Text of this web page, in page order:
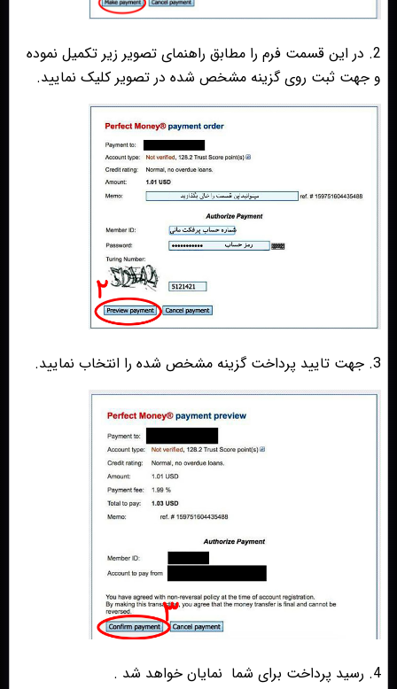
2. در این قسمت فرم را مطابق راهنمای تصویر زیر تکمیل نموده
و جهت ثبت روی گزینه مشخص شده در تصویر کلیک نمایید.
3. جهت تایید پرداخت گزینه مشخص شده را انتخاب نمایید.
4. رسید پرداخت برای شما نمایان خواهد شد .